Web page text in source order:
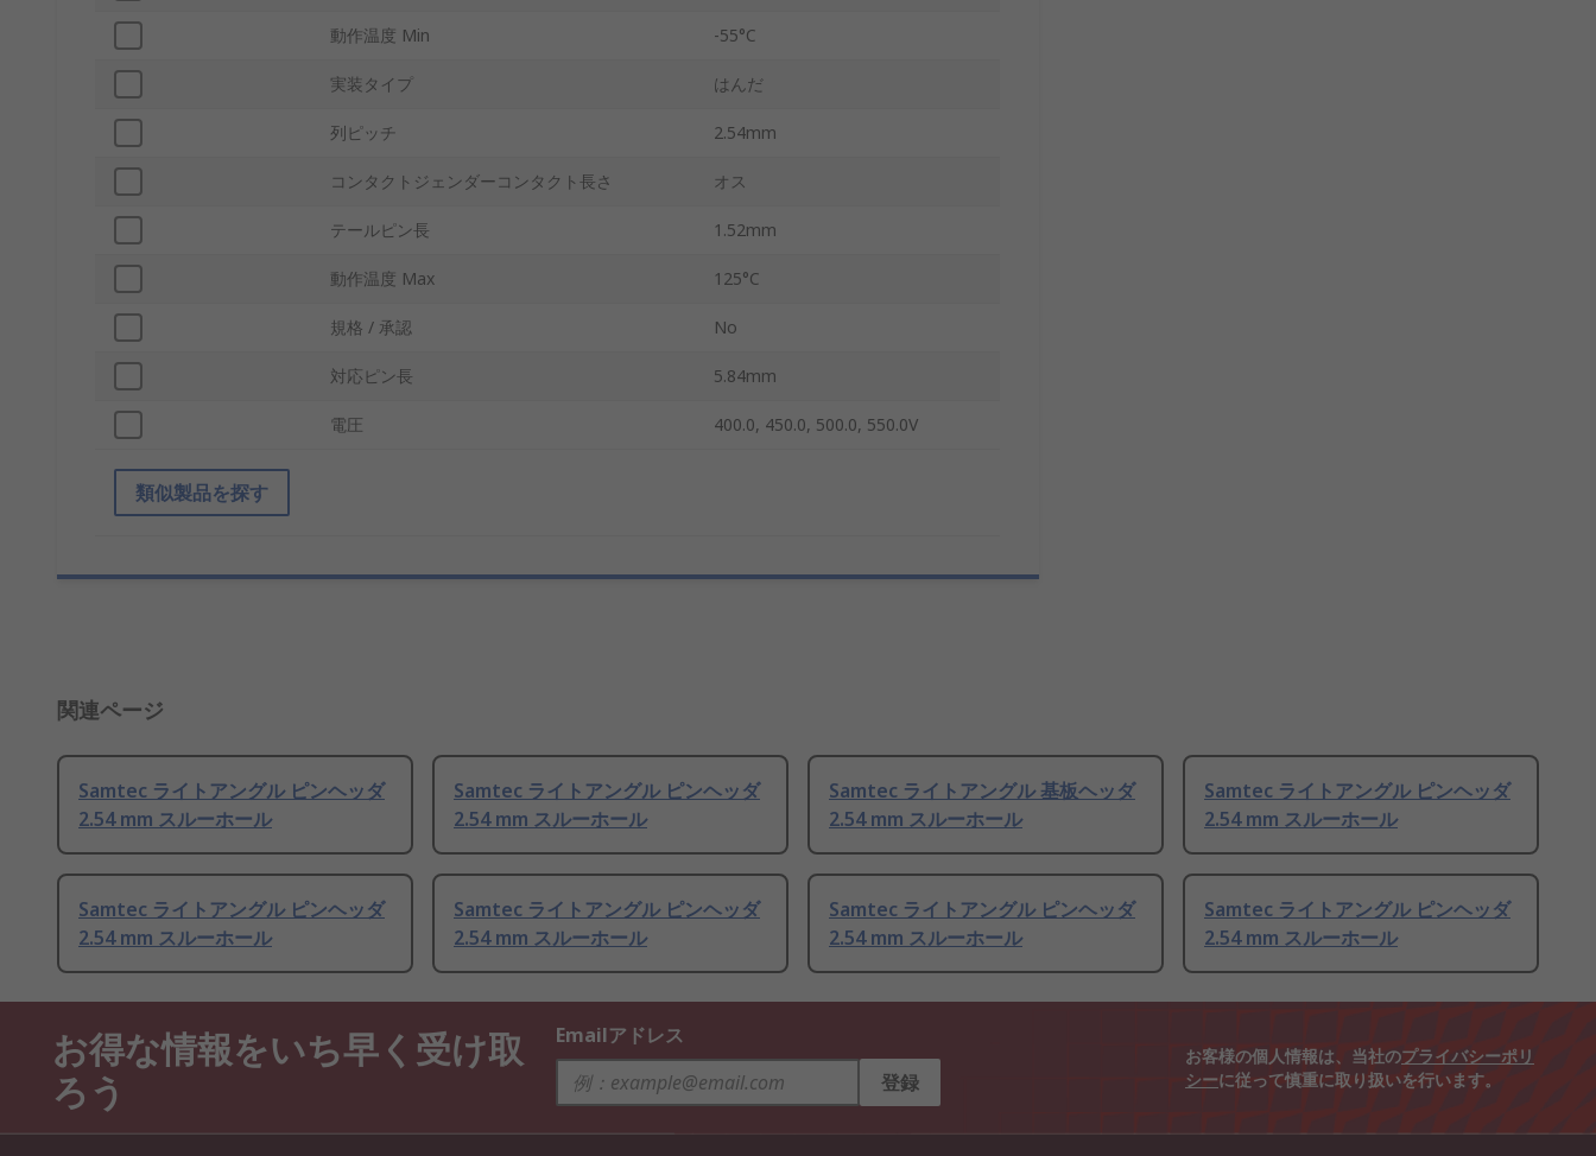
動作温度 Min -55°C
実装タイプ はんだ
列ピッチ 2.54mm
コンタクトジェンダーコンタクト長さ オス
テールピン長 1.52mm
動作温度 Max 125°C
規格 / 承認 No
対応ピン長 5.84mm
電圧 400.0, 450.0, 500.0, 550.0V
類似製品を探す
関連ページ
Samtec ライトアングル ピンヘッダ
2.54 mm スルーホール
Samtec ライトアングル ピンヘッダ
2.54 mm スルーホール
Samtec ライトアングル 基板ヘッダ
2.54 mm スルーホール
Samtec ライトアングル ピンヘッダ
2.54 mm スルーホール
Samtec ライトアングル ピンヘッダ
2.54 mm スルーホール
Samtec ライトアングル ピンヘッダ
2.54 mm スルーホール
Samtec ライトアングル ピンヘッダ
2.54 mm スルーホール
Samtec ライトアングル ピンヘッダ
2.54 mm スルーホール
お得な情報をいち早く受け取
ろう
Emailアドレス
登録
お客様の個人情報は、当社のプライバシーポリ
シーに従って慎重に取り扱いを行います。